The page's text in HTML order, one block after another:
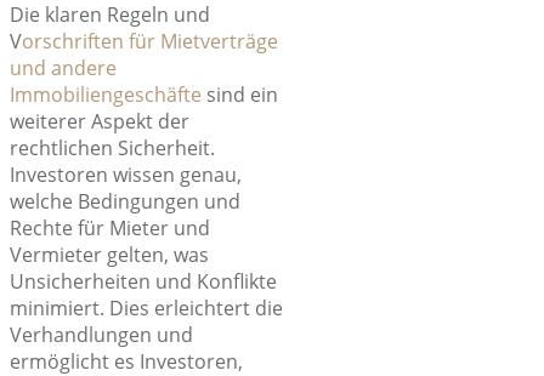
Die klaren Regeln und
Vorschriften für Mietverträge
und andere
Immobiliengeschäfte sind ein
weiterer Aspekt der
rechtlichen Sicherheit.
Investoren wissen genau,
welche Bedingungen und
Rechte für Mieter und
Vermieter gelten, was
Unsicherheiten und Konflikte
minimiert. Dies erleichtert die
Verhandlungen und
ermöglicht es Investoren,